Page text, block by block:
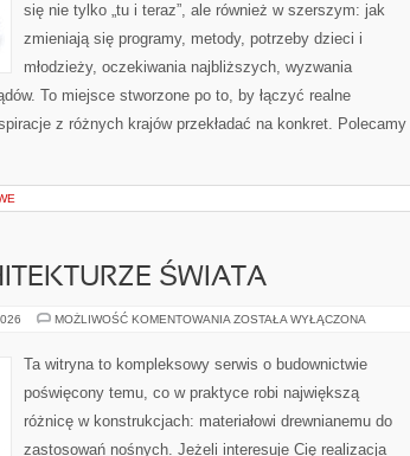
się nie tylko „tu i teraz”, ale również w szerszym: jak
zmieniają się programy, metody, potrzeby dzieci i
młodzieży, oczekiwania najbliższych, wyzwania
To miejsce stworzone po to, by łączyć realne
z różnych krajów przekładać na konkret. Polecamy
ŚWIATA
MOŻLIWOŚĆ KOMENTOWANIA DREWNO
ŚWIATA
ZOSTAŁA WYŁĄCZONA
Ta witryna to kompleksowy serwis o budownictwie
poświęcony temu, co w praktyce robi największą
różnicę w konstrukcjach: materiałowi drewnianemu do
zastosowań nośnych. Jeżeli interesuje Cię realizacja